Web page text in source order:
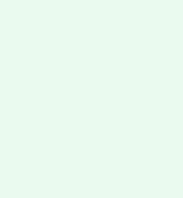
Multilease/company/multilease